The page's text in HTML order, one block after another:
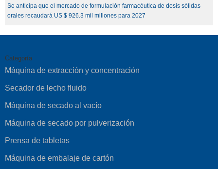
Se anticipa que el mercado de formulación farmacéutica de dosis sólidas
orales recaudará US $ 926.3 mil millones para 2027
Categoría
Máquina de extracción y concentración
Secador de lecho fluido
Máquina de secado al vacío
Máquina de secado por pulverización
Prensa de tabletas
Máquina de embalaje de cartón